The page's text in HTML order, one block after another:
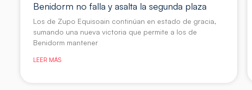
Benidorm no falla y asalta la segunda plaza
Los de Zupo Equisoain continúan en estado de gracia,
sumando una nueva victoria que permite a los de
Benidorm mantener
LEER MÁS